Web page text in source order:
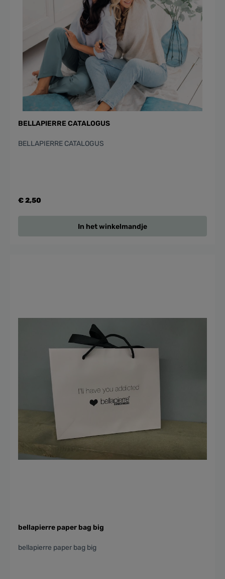
BELLAPIERRE CATALOGUS
BELLAPIERRE CATALOGUS
€ 2,50
In het winkelmandje
bellapierre paper bag big
bellapierre paper bag big